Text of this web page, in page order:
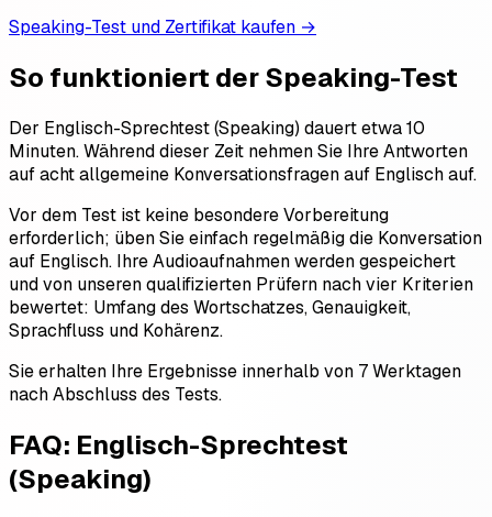
Speaking-Test und Zertifikat kaufen →
So funktioniert der Speaking-Test
Der Englisch-Sprechtest (Speaking) dauert etwa 10
Minuten. Während dieser Zeit nehmen Sie Ihre Antworten
auf acht allgemeine Konversationsfragen auf Englisch auf.
Vor dem Test ist keine besondere Vorbereitung
erforderlich; üben Sie einfach regelmäßig die Konversation
auf Englisch. Ihre Audioaufnahmen werden gespeichert
und von unseren qualifizierten Prüfern nach vier Kriterien
bewertet: Umfang des Wortschatzes, Genauigkeit,
Sprachfluss und Kohärenz.
Sie erhalten Ihre Ergebnisse innerhalb von 7 Werktagen
nach Abschluss des Tests.
FAQ: Englisch-Sprechtest
(Speaking)